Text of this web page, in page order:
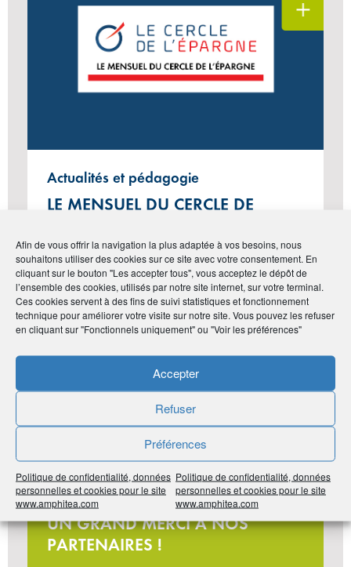
Afin de vous offrir la navigation la plus adaptée à vos besoins, nous
souhaitons utiliser des cookies sur ce site avec votre consentement. En
cliquant sur le bouton "Les accepter tous", vous acceptez le dépôt de
l’ensemble des cookies, utilisés par notre site internet, sur votre terminal.
Ces cookies servent à des fins de suivi statistiques et fonctionnement
technique pour améliorer votre visite sur notre site. Vous pouvez les refuser
en cliquant sur "Fonctionnels uniquement" ou "Voir les préférences"
Accepter
Refuser
Préférences
Politique de confidentialité, données
personnelles et cookies pour le site
www.amphitea.com
Politique de confidentialité, données
personnelles et cookies pour le site
www.amphitea.com
Actualités et pédagogie
LE MENSUEL DU CERCLE DE
#Vie de l'Association
Jeu-concours
UN GRAND MERCI À NOS
PARTENAIRES !